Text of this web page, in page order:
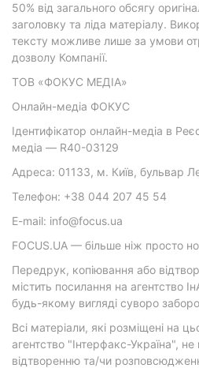
50% від загального обсягу
заголовку та ліда матеріалу.
тексту можливе лише за умови
дозволу Компанії.
ТОВ «ФОКУС МЕДІА»
Онлайн-медіа ФОКУС
Ідентифікатор онлайн-медіа в
медіа — R40-03129
Адреса: 01133, м. Київ, бульвар
Телефон: +38 044 207 45 54
E-mail: info@focus.ua
FOCUS.UA — більше ніж просто
Передрук, копіювання або
містить посилання на агентство
будь-якому вигляді суворо
Всі матеріали, які розміщені на
агентство "Інтерфакс-Україна",
відтворенню та/чи